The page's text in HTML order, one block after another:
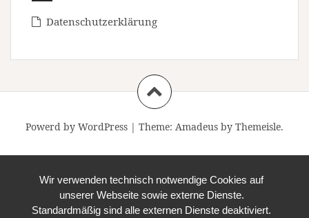
Datenschutzerklärung
Powerd by WordPress | Theme: Amadeus by Themeisle.
Wir verwenden technisch notwendige Cookies auf
unserer Webseite sowie externe Dienste.
Standardmäßig sind alle externen Dienste deaktiviert.